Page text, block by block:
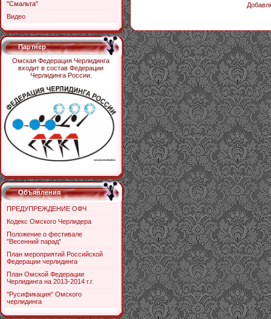
"Смальта"
Видео
Партнер
Омская Федерация Черлидинга
входит в состав Федерации
Черлидинга России.
Объявления
ПРЕДУПРЕЖДЕНИЕ ОФЧ
Кодекс Омского Черлидера
Положение о фестивале
"Весенний парад"
План мероприятий Российской
Федерации черлидинга
План Омской Федерации
Черлидинга на 2013-2014 г.г.
"Русификация" Омского
черлидинга